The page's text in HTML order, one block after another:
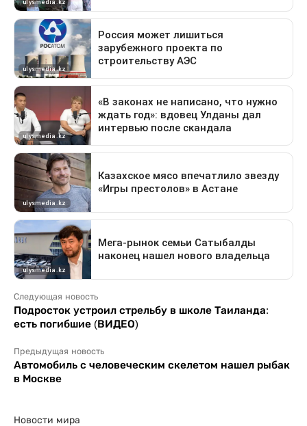
Следующая новость
Подросток устроил стрельбу в школе Таиланда:
есть погибшие (ВИДЕО)
Предыдущая новость
Автомобиль с человеческим скелетом нашел рыбак
в Москве
Новости мира